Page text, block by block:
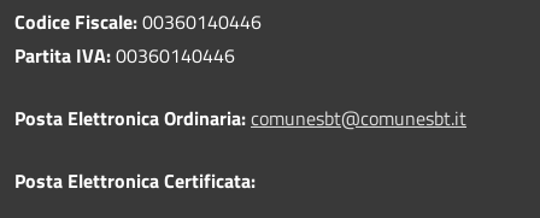
Codice Fiscale:00360140446
Partita IVA:00360140446
Posta Elettronica Ordinaria:comunesbt@comunesbt.it
Posta Elettronica Certificata: